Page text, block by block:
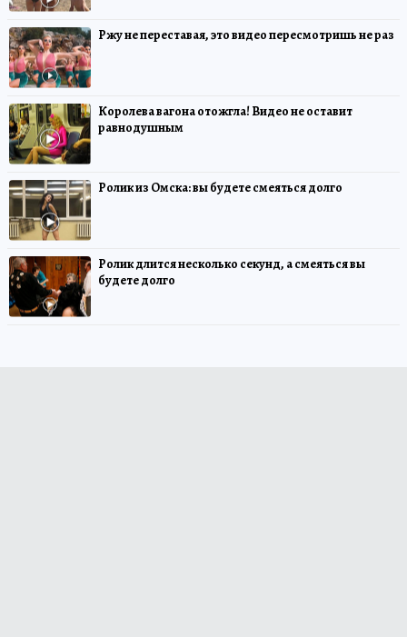
Ржу не переставая, это видео пересмотришь не раз
Королева вагона отожгла! Видео не оставит
равнодушным
Ролик из Омска: вы будете смеяться долго
Ролик длится несколько секунд, а смеяться вы
будете долго